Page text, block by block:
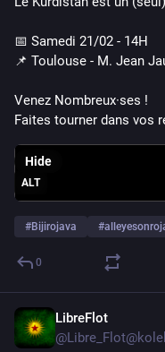
📅 Samedi 21/02 - 14H
📌 Toulouse - M. Jean
Venez Nombreux·ses !
Faites tourner dans vos
ALT
Hide
#Bijirojava #
0
LibreFlot